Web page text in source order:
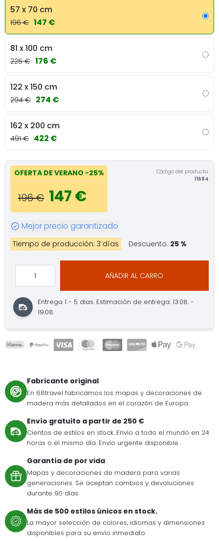
57 x 70 cm
196 € 147 €
81 x 100 cm
225 € 176 €
122 x 150 cm
294 € 274 €
162 x 200 cm
491 € 422 €
OFERTA DE VERANO -25%
196 € 147 €
Código del producto:
11684
Mejor precio garantizado
Tiempo de producción: 3 días Descuento: 25 %
AÑADIR AL CARRO
Entrega 1 - 5 días. Estimación de entrega: 13.08. -
19.08.
Fabricante original
En 68travel fabricamos los mapas y decoraciones de
madera más detallados en el corazón de Europa.
Envío gratuito a partir de 250 €
Cientos de estilos en stock. Envío a todo el mundo en 24
horas o el mismo día. Envío urgente disponible.
Garantía de por vida
Mapas y decoraciones de madera para varias
generaciones. Se aceptan cambios y devoluciones
durante 90 días.
Más de 500 estilos únicos en stock.
La mayor selección de colores, idiomas y dimensiones
disponibles para su envío inmediato.